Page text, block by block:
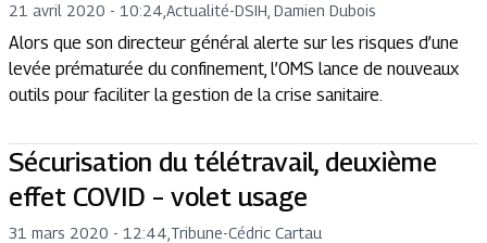
21 avril 2020 - 10:24 Actualité-DSIH, Damien Dubois
Alors que son directeur général alerte sur les risques d’une
levée prématurée du confinement, l’OMS lance de nouveaux
outils pour faciliter la gestion de la crise sanitaire.
Sécurisation du télétravail, deuxième
effet COVID – volet usage
31 mars 2020 - 12:44 Tribune-Cédric Cartau